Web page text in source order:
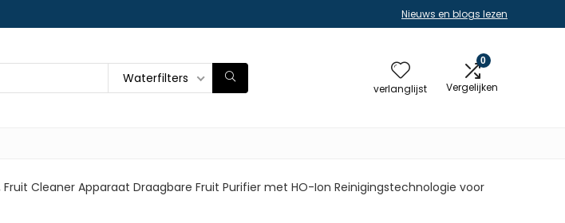
Nieuws en blogs lezen
Waterfilters
verlanglijst
0
Vergelijken
Fruit Cleaner Apparaat Draagbare Fruit Purifier met HO-Ion Reinigingstechnologie voor